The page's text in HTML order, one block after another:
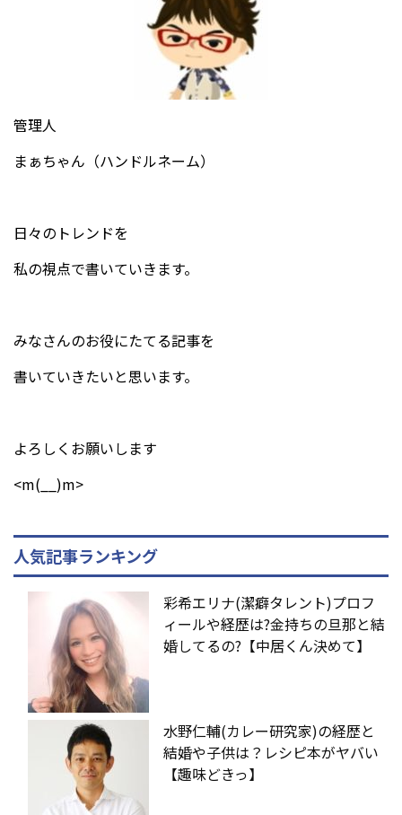
管理人
まぁちゃん（ハンドルネーム）
日々のトレンドを
私の視点で書いていきます。
みなさんのお役にたてる記事を
書いていきたいと思います。
よろしくお願いします
<m(__)m>
人気記事ランキング
彩希エリナ(潔癖タレント)プロフ
ィールや経歴は?金持ちの旦那と結
婚してるの?【中居くん決めて】
水野仁輔(カレー研究家)の経歴と
結婚や子供は？レシピ本がヤバい
【趣味どきっ】